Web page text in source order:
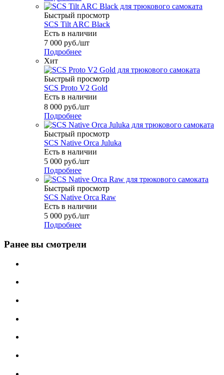
Быстрый просмотр
SCS Tilt ARC Black
Есть в наличии
7 000 руб./шт
Подробнее
Хит
Быстрый просмотр
SCS Proto V2 Gold
Есть в наличии
8 000 руб./шт
Подробнее
Быстрый просмотр
SCS Native Orca Juluka
Есть в наличии
5 000 руб./шт
Подробнее
Быстрый просмотр
SCS Native Orca Raw
Есть в наличии
5 000 руб./шт
Подробнее
Ранее вы смотрели